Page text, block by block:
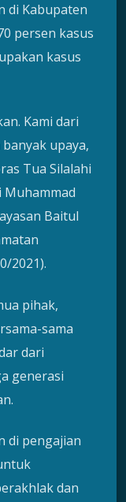
di Kabupaten
persen kasus
kasus
Kami dari
upaya,
Tua Silalahi
Muhammad
Baitul
2021).
pihak,
sama
dari
generasi
di pengajian
dan